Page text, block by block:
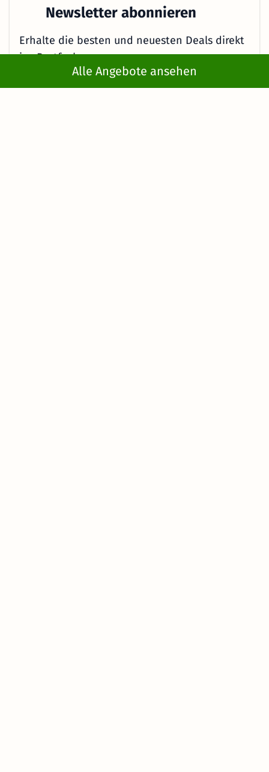
Alle Angebote ansehen
Newsletter abonnieren
Erhalte die besten und neuesten Deals direkt
ins Postfach